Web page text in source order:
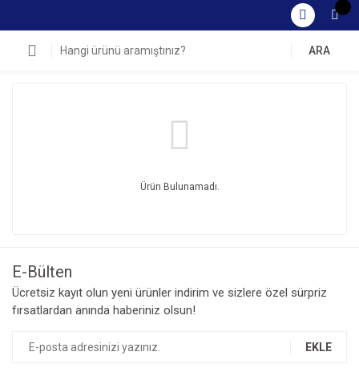
ARA
Ürün Bulunamadı.
E-Bülten
Ücretsiz kayıt olun yeni ürünler indirim ve sizlere özel sürpriz
fırsatlardan anında haberiniz olsun!
EKLE